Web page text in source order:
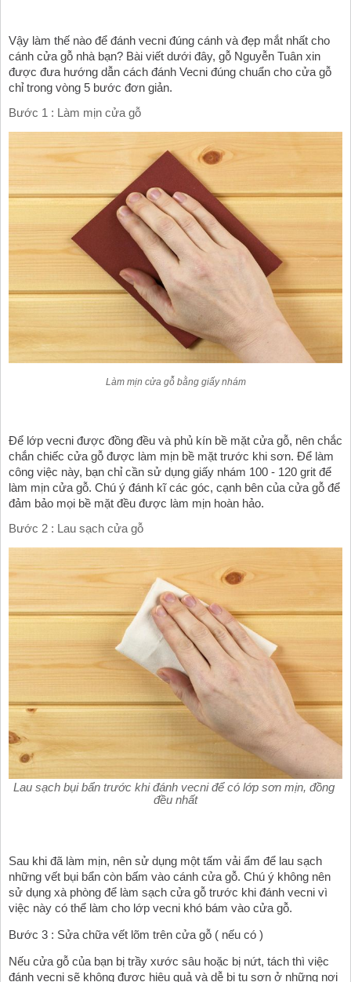
Vậy làm thế nào để đánh vecni đúng cánh và đẹp mắt nhất cho
cánh cửa gỗ nhà bạn? Bài viết dưới đây, gỗ Nguyễn Tuân xin
được đưa hướng dẫn cách đánh Vecni đúng chuẩn cho cửa gỗ
chỉ trong vòng 5 bước đơn giản.
Bước 1 : Làm mịn cửa gỗ
Làm mịn cửa gỗ bằng giấy nhám
Để lớp vecni được đồng đều và phủ kín bề mặt cửa gỗ, nên chắc
chắn chiếc cửa gỗ được làm mịn bề mặt trước khi sơn. Để làm
công việc này, bạn chỉ cần sử dụng giấy nhám 100 - 120 grit để
làm mịn cửa gỗ. Chú ý đánh kĩ các góc, cạnh bên của cửa gỗ để
đảm bảo mọi bề mặt đều được làm mịn hoàn hảo.
Bước 2 : Lau sạch cửa gỗ
Lau sạch bụi bẩn trước khi đánh vecni để có lớp sơn mịn, đồng
đều nhất
Sau khi đã làm mịn, nên sử dụng một tấm vải ẩm để lau sạch
những vết bụi bẩn còn bấm vào cánh cửa gỗ. Chú ý không nên
sử dụng xà phòng để làm sạch cửa gỗ trước khi đánh vecni vì
việc này có thể làm cho lớp vecni khó bám vào cửa gỗ.
Bước 3 : Sửa chữa vết lõm trên cửa gỗ ( nếu có )
Nếu cửa gỗ của bạn bị trầy xước sâu hoặc bị nứt, tách thì việc
đánh vecni sẽ không được hiệu quả và dễ bị tụ sơn ở những nơi